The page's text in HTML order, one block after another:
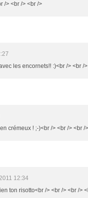
/> <br /> <br />
les encornets!! :)<br /> <br /
crémeux ! ;-)<br /> <br /> <br /
12:34
ton risotto<br /> <br /> <br />